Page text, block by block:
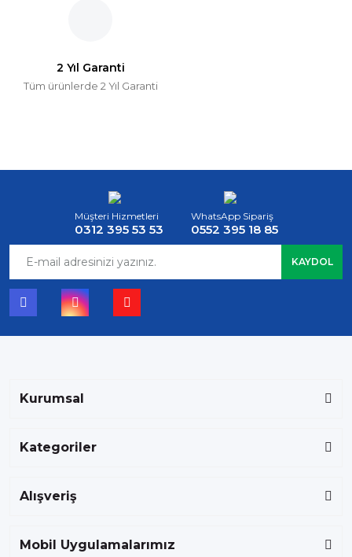
2 Yıl Garanti
Tüm ürünlerde 2 Yıl Garanti
Müşteri Hizmetleri
0312 395 53 53
WhatsApp Sipariş
0552 395 18 85
KAYDOL
Kurumsal
Kategoriler
Alışveriş
Mobil Uygulamalarımız